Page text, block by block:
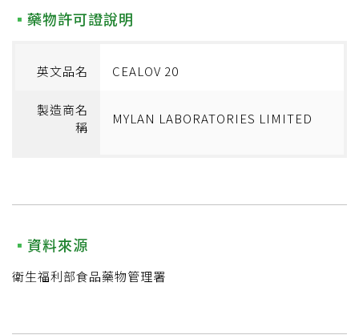
藥物許可證說明
英文品名 CEALOV 20
製造商名
稱
MYLAN LABORATORIES LIMITED
資料來源
衛生福利部食品藥物管理署